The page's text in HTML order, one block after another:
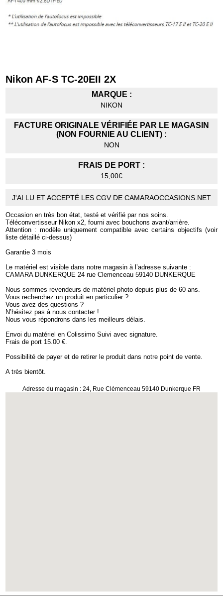
Nikon AF-S TC-20EII 2X
MARQUE :
NIKON
FACTURE ORIGINALE VÉRIFIÉE PAR LE MAGASIN
(NON FOURNIE AU CLIENT) :
NON
FRAIS DE PORT :
15,00€
J'AI LU ET ACCEPTÉ LES CGV DE CAMARAOCCASIONS.NET
Occasion en très bon état, testé et vérifié par nos soins.
Téléconvertisseur Nikon x2, fourni avec bouchons avant/arrière.
Attention : modèle uniquement compatible avec certains objectifs (voir
liste détaillé ci-dessus)
Garantie 3 mois
Le matériel est visible dans notre magasin à l’adresse suivante :
CAMARA DUNKERQUE 24 rue Clemenceau 59140 DUNKERQUE
Nous sommes revendeurs de matériel photo depuis plus de 60 ans.
Vous recherchez un produit en particulier ?
Vous avez des questions ?
N’hésitez pas à nous contacter !
Nous vous répondrons dans les meilleurs délais.
Envoi du matériel en Colissimo Suivi avec signature.
Frais de port 15.00 €.
Possibilité de payer et de retirer le produit dans notre point de vente.
A très bientôt.
Adresse du magasin : 24, Rue Clémenceau 59140 Dunkerque FR